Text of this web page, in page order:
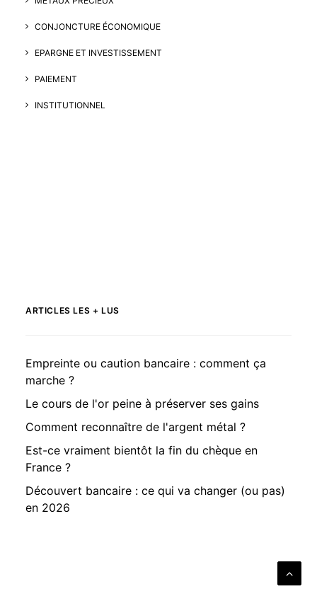
CONJONCTURE ÉCONOMIQUE
EPARGNE ET INVESTISSEMENT
PAIEMENT
INSTITUTIONNEL
ARTICLES LES + LUS
Empreinte ou caution bancaire : comment ça
marche ?
Le cours de l'or peine à préserver ses gains
Comment reconnaître de l'argent métal ?
Est-ce vraiment bientôt la fin du chèque en
France ?
Découvert bancaire : ce qui va changer (ou pas)
en 2026